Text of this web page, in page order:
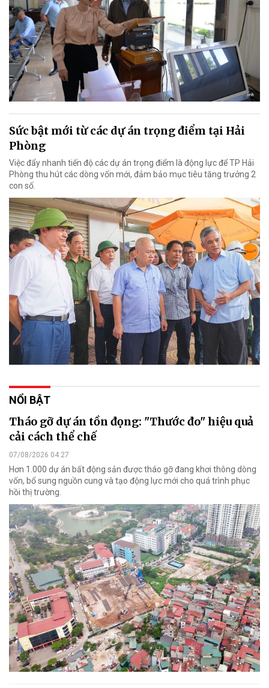
Sức bật mới từ các dự án trọng điểm tại Hải
Phòng
Việc đẩy nhanh tiến độ các dự án trọng điểm là động lực để TP Hải
Phòng thu hút các dòng vốn mới, đảm bảo mục tiêu tăng trưởng 2
con số.
NỔI BẬT
Tháo gỡ dự án tồn đọng: "Thước đo" hiệu quả
cải cách thể chế
07/08/2026 04:27
Hơn 1.000 dự án bất động sản được tháo gỡ đang khơi thông dòng
vốn, bổ sung nguồn cung và tạo động lực mới cho quá trình phục
hồi thị trường.